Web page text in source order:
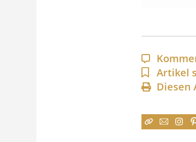
Artikel
Diesen